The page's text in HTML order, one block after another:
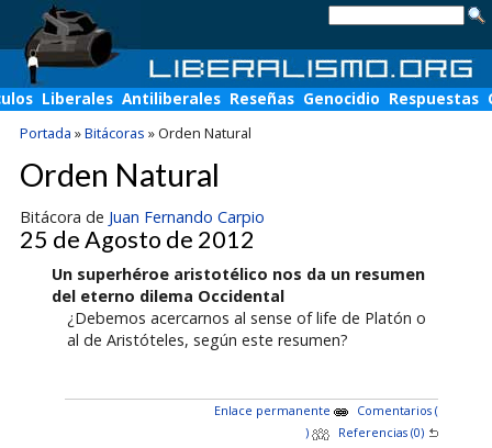
Liberales Antiliberales Reseñas Genocidio Respuestas
Portada »Bitácoras »Orden Natural
Orden Natural
Bitácora de Juan Fernando Carpio
25 de Agosto de 2012
Un superhéroe aristotélico nos da un resumen
del eterno dilema Occidental
¿Debemos acercarnos al sense of life de Platón o
al de Aristóteles, según este resumen?
Enlace permanente
Comentarios (
)
Referencias (0)